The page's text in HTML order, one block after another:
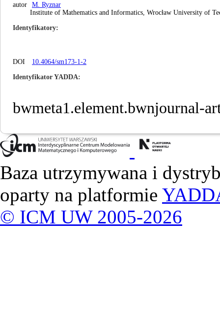
autor
M. Ryznar
Institute of Mathematics and Informatics, Wrocław University of
Identyfikatory
DOI 10.4064/sm173-1-2
Identyfikator YADDA
bwmeta1.element.bwnjournal-
Baza utrzymywana i
oparty na platformie
© ICM UW 2005-2026